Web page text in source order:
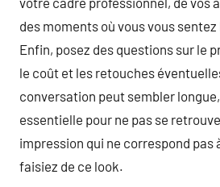
des moments où vous vous
Enfin, posez des questions sur le
le coût et les retouches
conversation peut sembler
essentielle pour ne pas se
impression qui ne correspond pas
faisiez de ce look.